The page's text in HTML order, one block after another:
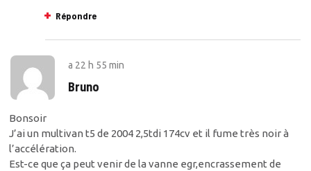
Répondre
a 22 h 55 min
Bruno
Bonsoir
J’ai un multivan t5 de 2004 2,5tdi 174cv et il fume très noir à
l’accélération.
Est-ce que ça peut venir de la vanne egr,encrassement de